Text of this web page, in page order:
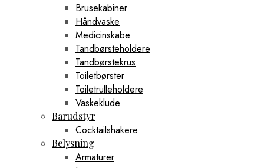
Brusekabiner
Håndvaske
Medicinskabe
Tandbørsteholdere
Tandbørstekrus
Toiletbørster
Toiletrulleholdere
Vaskeklude
Barudstyr
Cocktailshakere
Belysning
Armaturer